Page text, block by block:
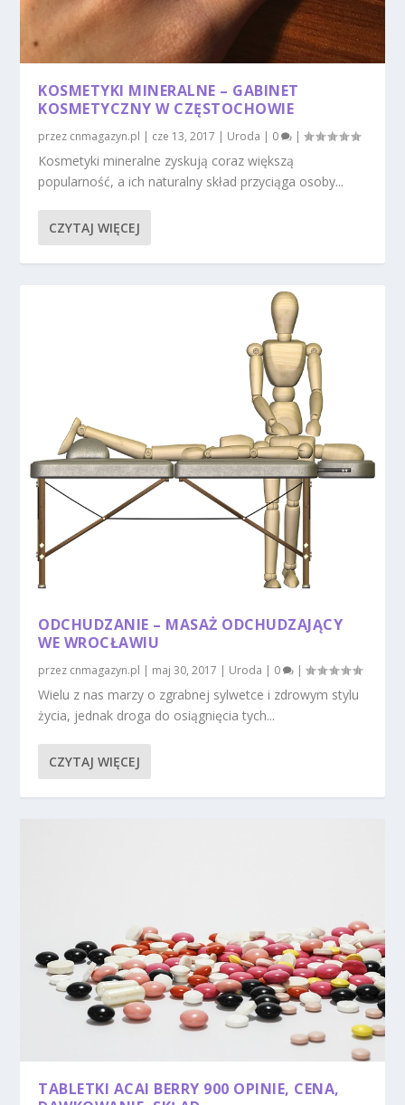
KOSMETYKI MINERALNE – GABINET
KOSMETYCZNY W CZĘSTOCHOWIE
przez cnmagazyn.pl | cze 13, 2017 | Uroda | 0 |
Kosmetyki mineralne zyskują coraz większą
popularność, a ich naturalny skład przyciąga osoby...
CZYTAJ WIĘCEJ
ODCHUDZANIE – MASAŻ ODCHUDZAJĄCY
WE WROCŁAWIU
przez cnmagazyn.pl | maj 30, 2017 | Uroda | 0 |
Wielu z nas marzy o zgrabnej sylwetce i zdrowym stylu
życia, jednak droga do osiągnięcia tych...
CZYTAJ WIĘCEJ
TABLETKI ACAI BERRY 900 OPINIE, CENA,